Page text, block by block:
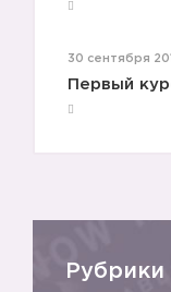
30 сентября
Первый
Рубрики